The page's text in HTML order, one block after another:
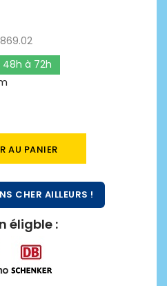
48h à 72h
AU PANIER
CHER AILLEURS !
éligble :